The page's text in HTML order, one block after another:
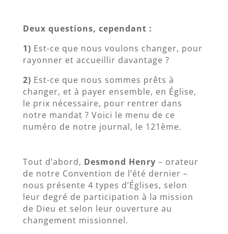
Deux questions, cependant :
1) Est-ce que nous voulons changer, pour
rayonner et accueillir davantage ?
2) Est-ce que nous sommes prêts à
changer, et à payer ensemble, en Église,
le prix nécessaire, pour rentrer dans
notre mandat ? Voici le menu de ce
numéro de notre journal, le 121ème.
Tout d’abord, Desmond Henry – orateur
de notre Convention de l’été dernier –
nous présente 4 types d’Églises, selon
leur degré de participation à la mission
de Dieu et selon leur ouverture au
changement missionnel.